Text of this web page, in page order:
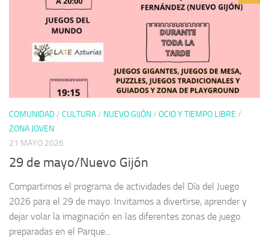
COMUNIDAD/ CULTURA/ NUEVO GIJÓN/ OCIO Y TIEMPO LIBRE /
ZONA JOVEN
21 MAYO 2026
29 de mayo/Nuevo Gijón
Compartimos el programa de actividades del Día del Juego
2026 para el 29 de mayo. Invitamos a divertirse, aprender y
dejar volar la imaginación en las diferentes zonas de juego
preparadas en el Parque...